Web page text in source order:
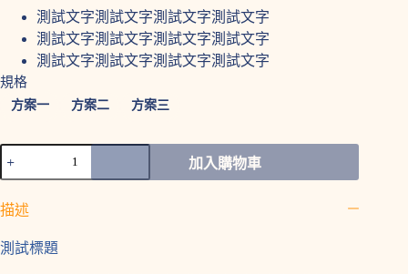
格
範
圍：
NT$777
NT$999
測試文字測試文字測試文字測試文字
測試文字測試文字測試文字測試文字
測試文字測試文字測試文字測試文字
規格
方案一 方案二 方案三
品
變
加入購物車
描述
測試標題